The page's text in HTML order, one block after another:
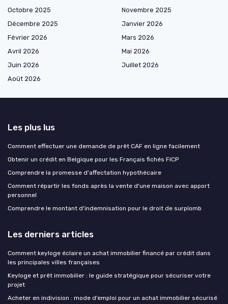
Octobre 2025
Novembre 2025
Décembre 2025
Janvier 2026
Février 2026
Mars 2026
Avril 2026
Mai 2026
Juin 2026
Juillet 2026
Août 2026
Les plus lus
Comment effectuer une demande de prêt CAF en ligne facilement
Obtenir un crédit en Belgique pour les Français fichés FICP
Comprendre la promesse d'affectation hypothécaire
Comment répartir les fonds après la vente d'une maison avec apport
personnel
Comprendre le montant d'indemnisation pour le droit de surplomb
Les derniers articles
Comment keyloge éclaire un achat immobilier financé par crédit dans
les principales villes françaises
Keyloge et prêt immobilier : le guide stratégique pour sécuriser votre
projet
Acheter en indivision : mode d’emploi pour un achat immobilier sécurisé